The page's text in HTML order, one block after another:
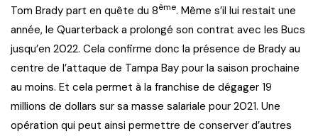
Tom Brady part en quête du 8ème. Même s’il lui restait une
année, le Quarterback a prolongé son contrat avec les Bucs
jusqu’en 2022. Cela confirme donc la présence de Brady au
centre de l’attaque de Tampa Bay pour la saison prochaine
au moins. Et cela permet à la franchise de dégager 19
millions de dollars sur sa masse salariale pour 2021. Une
opération qui peut ainsi permettre de conserver d’autres